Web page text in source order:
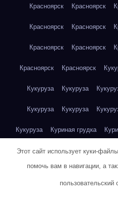
Красноярск Красноярск
Красноярск Красноярск
Красноярск Красноярск
Красноярск Красноярск
Кукуруза Кукуруза
Кукуруза Кукуруза
Кукуруза Куриная грудка
Куриная грудка Куриная
Куриная
Этот сайт использует куки-
помочь вам в навигации, а
пользовательский